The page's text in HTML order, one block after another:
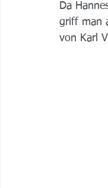
Da
griff man
von Karl